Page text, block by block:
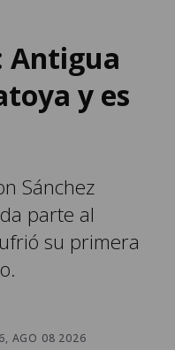
Antigua
y es
Sánchez
parte al
su primera
AGO 08 2026